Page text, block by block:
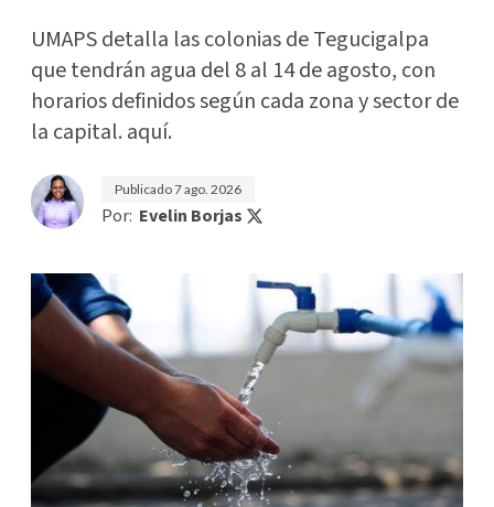
UMAPS detalla las colonias de Tegucigalpa
que tendrán agua del 8 al 14 de agosto, con
horarios definidos según cada zona y sector de
la capital. aquí.
Publicado7 ago. 2026
Por: Evelin Borjas